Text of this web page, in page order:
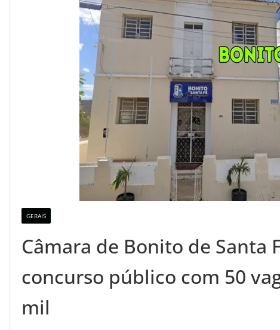
GERAIS
Câmara de Bonito de Santa
concurso público com 50
mil